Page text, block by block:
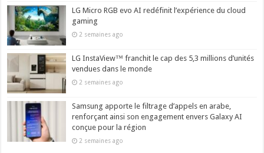
LG Micro RGB evo AI redéfinit l’expérience du cloud
gaming
2 semaines ago
LG InstaView™ franchit le cap des 5,3 millions d’unités
vendues dans le monde
2 semaines ago
Samsung apporte le filtrage d’appels en arabe,
renforçant ainsi son engagement envers Galaxy AI
conçue pour la région
2 semaines ago